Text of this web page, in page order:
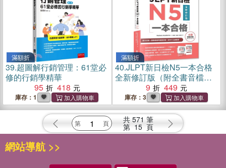
滿額折
39.超圖解行銷管理：61堂必
修的行銷學精華
95
418
庫存：1
滿額折
40.JLPT新日檢N5一本合格
全新修訂版（附全書音檔
MP3+模擬試題暨詳解4回+單
字文法記憶小冊）
9 449
庫存：3
共 571 筆
第 15 頁
網站導航 >>